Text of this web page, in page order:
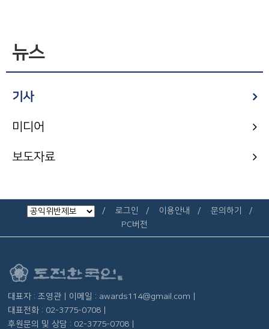
뉴스
기사
미디어
보도자료
로그인 이용안내
문의하기
PC버전
대표자 : 조영관 | 이메일 : awards114@gmail.com |
대표전화 : 02-3775-0708 |
후원문의 및 상담 : 02-3775-0708 |